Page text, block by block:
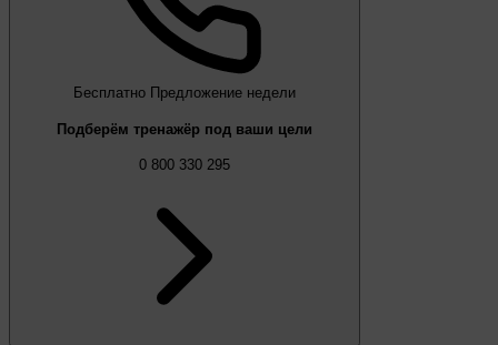
Бесплатно Предложение недели
Подберём тренажёр под ваши цели
0 800 330 295